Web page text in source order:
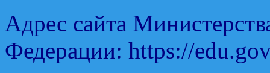
Адрес сайта
Федерации: https://